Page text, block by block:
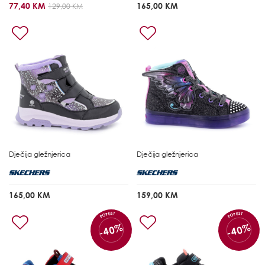
77,40 KM 129,00 KM 165,00 KM
Dječija gležnjerica
165,00 KM
Dječija gležnjerica
159,00 KM
POPUST
-40%
POPUST
-40%